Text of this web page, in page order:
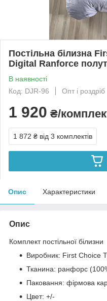
Постільна білизна
Digital Ranforce
В наявності
Код: DJR-96
Опт і роздріб
1 920 ₴/
1 872 ₴ від 3 комплектів
Опис Характеристики
Опис
Комплект постільної білизни
Виробник: First Choice
Тканина: ранфорс
Паковання: фірмова
Цвет: +/-